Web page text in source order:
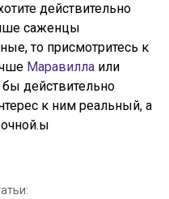
действительно
саженцы
то присмотритесь к
Маравилла или
действительно
к ним реальный, а